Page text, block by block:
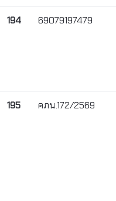
194 69079197479
195 คภน.172/2569